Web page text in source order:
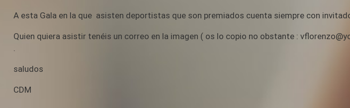
A esta Gala en la que asisten deportistas que son premiados cuenta siempre con
Quien quiera asistir tenéis un correo en la imagen ( os lo copio no obstante :
saludos
CDM